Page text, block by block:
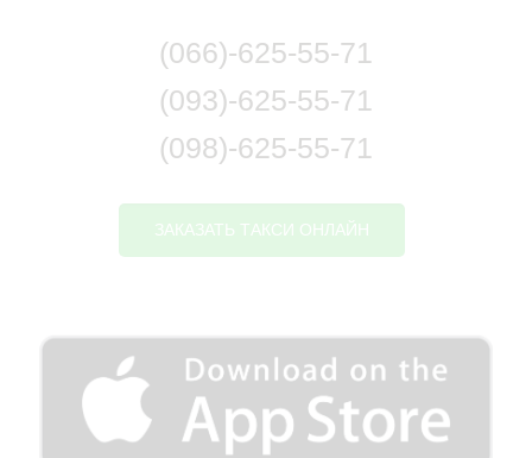
(066)-625-55-71
(093)-625-55-71
(098)-625-55-71
ЗАКАЗАТЬ ТАКСИ ОНЛАЙН